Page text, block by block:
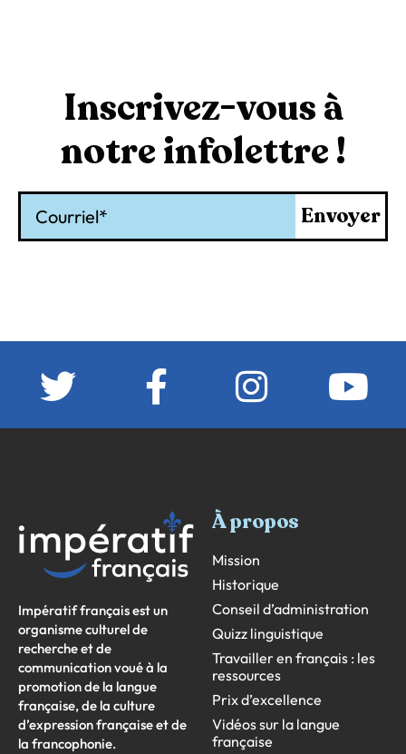
Inscrivez-vous à
notre infolettre !
Envoyer
Impératif français est un
organisme culturel de
recherche et de
communication voué à la
promotion de la langue
française, de la culture
d’expression française et de
la francophonie.
À propos
Mission
Historique
Conseil d’administration
Quizz linguistique
Travailler en français : les
ressources
Prix d’excellence
Vidéos sur la langue
française